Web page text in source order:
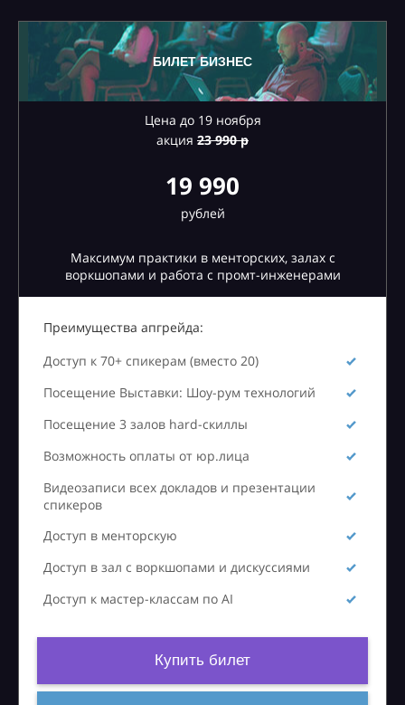
БИЛЕТ БИЗНЕС
Цена до 19 ноября
акция 23990 р
19 990
рублей
Максимум практики в менторских, залах с
воркшопами и работа с промт-инженерами
Преимущества апгрейда:
Доступ к 70+ спикерам (вместо 20)
Посещение Выставки: Шоу-рум технологий
Посещение 3 залов hard-скиллы
Возможность оплаты от юр.лица
Видеозаписи всех докладов и презентации
спикеров
Доступ в менторскую
Доступ в зал с воркшопами и дискуссиями
Доступ к мастер-классам по AI
Купить билет